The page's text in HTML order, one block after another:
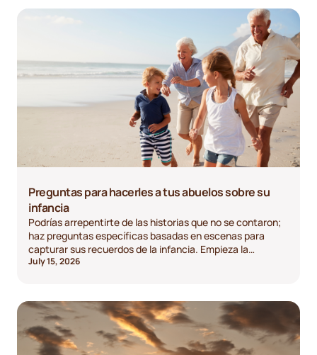
Preguntas para hacerles a tus abuelos sobre su
infancia
Podrías arrepentirte de las historias que no se contaron;
haz preguntas específicas basadas en escenas para
capturar sus recuerdos de la infancia. Empieza la
conversación hoy mismo.
July 15, 2026